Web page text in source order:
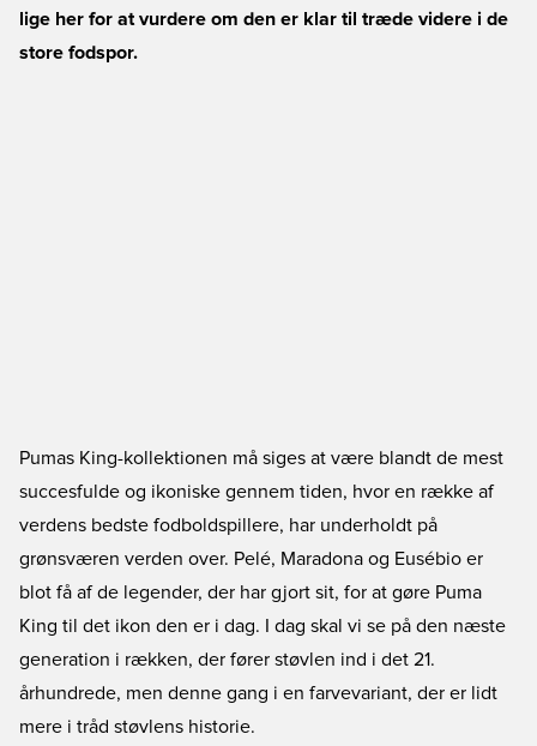
lige her for at vurdere om den er klar til træde videre i de
store fodspor.
Pumas King-kollektionen må siges at være blandt de mest
succesfulde og ikoniske gennem tiden, hvor en række af
verdens bedste fodboldspillere, har underholdt på
grønsværen verden over. Pelé, Maradona og Eusébio er
blot få af de legender, der har gjort sit, for at gøre Puma
King til det ikon den er i dag. I dag skal vi se på den næste
generation i rækken, der fører støvlen ind i det 21.
århundrede, men denne gang i en farvevariant, der er lidt
mere i tråd støvlens historie.